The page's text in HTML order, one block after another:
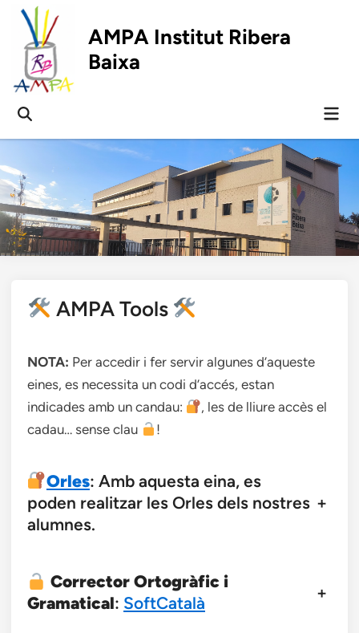
Skip
content
AMPA Institut Ribera
Baixa
Open
Main
AMPA Tools
NOTA: Per accedir i fer servir algunes d’aqueste
eines, es necessita un codi d’accés, estan
indicades amb un candau:
, les de lliure accès el
cadau… sense clau
!
Orles: Amb aquesta eina, es
poden realitzar les Orles dels nostres
alumnes.
+
Corrector Ortogràfic i
Gramatical: SoftCatalà
+